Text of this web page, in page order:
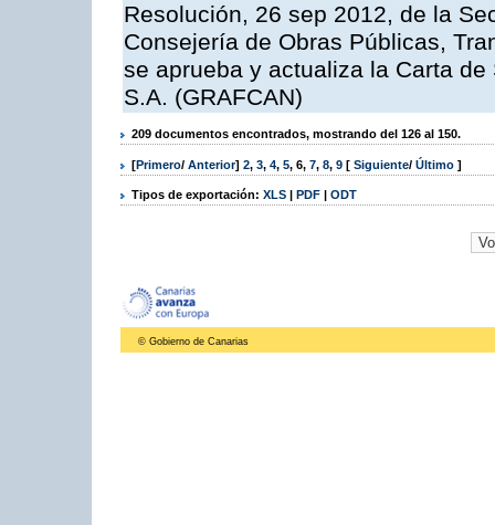
Resolución, 26 sep 2012, de la
Consejería de Obras Públicas,
se aprueba y actualiza la Carta
S.A. (GRAFCAN)
209 documentos encontrados, mostrando del 126 al 150.
[Primero/ Anterior] 2, 3, 4, 5, 6, 7, 8, 9 [ Siguiente/ Último ]
Tipos de exportación: XLS | PDF | ODT
© Gobierno de Canarias